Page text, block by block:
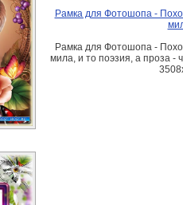
Рамка для Фотошопа -
Рамка для Фотошопа -
мила, и то поэзия, а проза -